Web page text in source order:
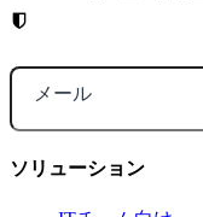
メール
ソリューション